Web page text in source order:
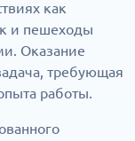
как
и пешеходы
Оказание
требующая
работы.